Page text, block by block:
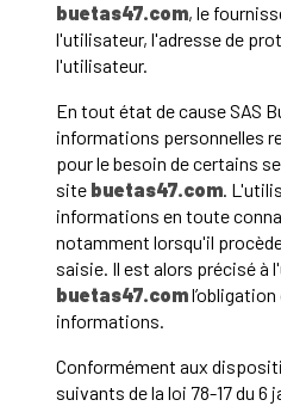
buetas47.com, le
l'utilisateur, l'adresse de
l'utilisateur.
En tout état de cause SAS
informations personnelles
pour le besoin de certains
site buetas47.com.
informations en toute
notamment lorsqu'il
saisie. Il est alors précisé à
buetas47.com
informations.
Conformément aux
suivants de la loi 78-17 du 6